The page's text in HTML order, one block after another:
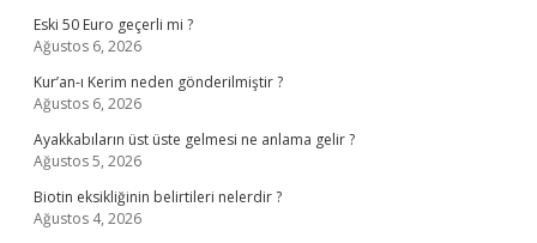
Eski 50 Euro geçerli mi ?
Ağustos 6, 2026
Kur’an-ı Kerim neden gönderilmiştir ?
Ağustos 6, 2026
Ayakkabıların üst üste gelmesi ne anlama gelir ?
Ağustos 5, 2026
Biotin eksikliğinin belirtileri nelerdir ?
Ağustos 4, 2026